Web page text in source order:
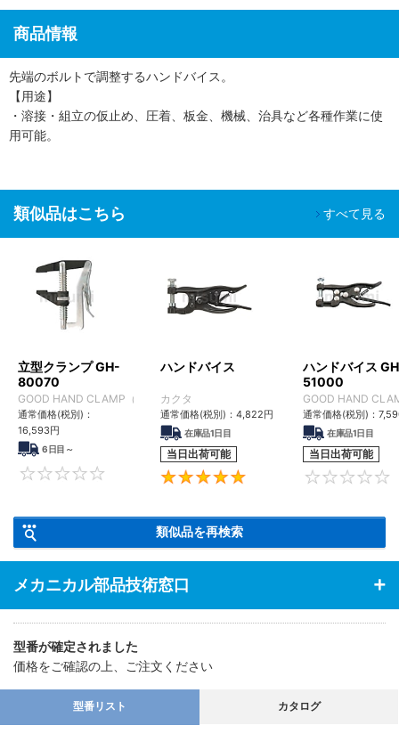
商品情報
先端のボルトで調整するハンドバイス。
【用途】
・溶接・組立の仮止め、圧着、板金、機械、治具など各種作業に使
用可能。
類似品はこちら すべて見る
立型クランプ GH-
80070
GOOD HAND CLAMP（グッドハンドクランプ）
通常価格(税別)：
16,593円
6日目～
0
ハンドバイス
カクタ
通常価格(税別)： 4,822円
在庫品1日目
当日出荷可能
5
ハンドバイス
51000
GOOD HAND
通常価格(税別)：
在庫品1日目
当日出荷可能
類似品を再検索
メカニカル部品技術窓口
型番が確定されました
価格をご確認の上、ご注文ください
型番リスト カタログ